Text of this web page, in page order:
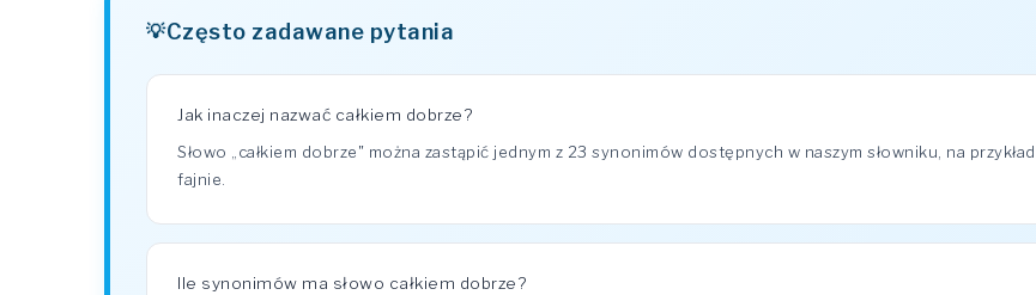
Często zadawane pytania
Jak inaczej nazwać całkiem dobrze?
Słowo „całkiem dobrze" można zastąpić jednym z 23 synonimów dostępnych w naszym słowniku, na
fajnie.
Ile synonimów ma słowo całkiem dobrze?